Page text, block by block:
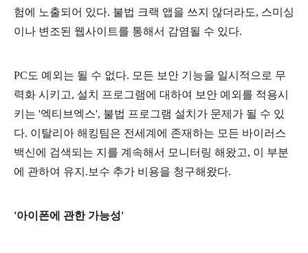
험에 노출되어 있다. 불법 크랙 앱을 쓰지 않더라도, 스미싱
이나 변조된 웹사이트를 통해서 감염될 수 있다.
PC도 예외는 될 수 없다. 모든 보안 기능을 일시적으로 무
력화 시키고, 설치 프로그램에 대하여 보안 예외를 적용시
키는 '엑티브엑스', 불법 프로그램 설치가 문제가 될 수 있
다. 이탈리아 해킹팀은 전세계에 존재하는 모든 바이러스
백신에 검색되는 지를 계속해서 모니터링 해왔고, 이 부분
에 관하여 유지.보수 추가 비용을 청구해왔다.
'아이폰에 관한 가능성'